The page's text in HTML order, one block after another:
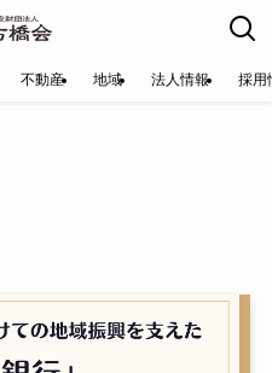
不動産 地域 法人情報 採用